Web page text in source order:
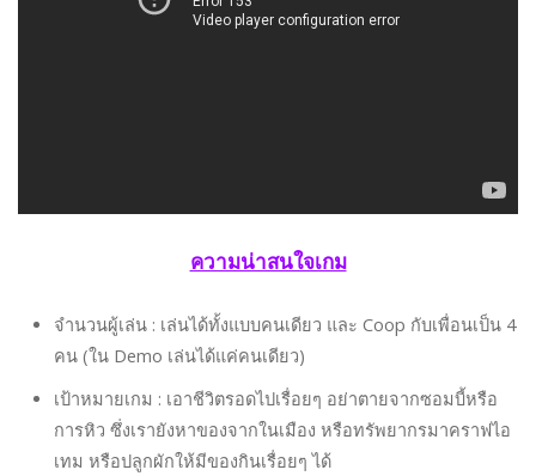
ความน่าสนใจเกม
จำนวนผู้เล่น : เล่นได้ทั้งแบบคนเดียว และ Coop กับเพื่อนเป็น 4
คน (ใน Demo เล่นได้แค่คนเดียว)
เป้าหมายเกม : เอาชีวิตรอดไปเรื่อยๆ อย่าตายจากซอมบี้หรือ
การหิว ซึ่งเรายังหาของจากในเมือง หรือทรัพยากรมาคราฟไอ
เทม หรือปลูกผักให้มีของกินเรื่อยๆ ได้